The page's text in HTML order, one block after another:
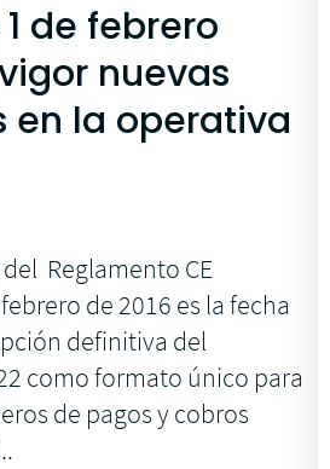
de febrero
nuevas
en la operativa
Reglamento CE
de 2016 es la fecha
definitiva del
como formato único para
de pagos y cobros